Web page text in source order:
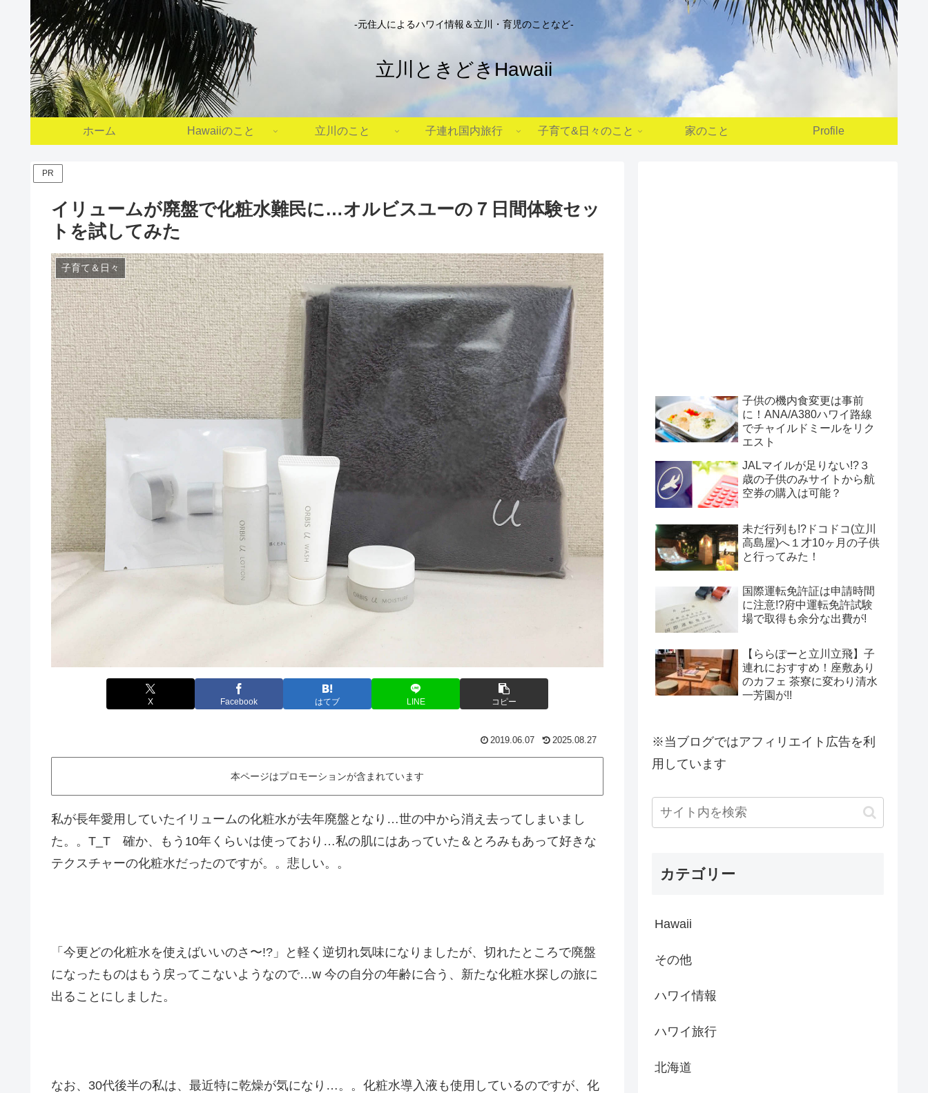
-元住人によるハワイ情報＆立川・育児のことなど-
立川ときどきHawaii
ホーム Hawaiiのこと 立川のこと 子連れ国内旅行 子育て&日々のこと 家のこと Profile
PR
イリュームが廃盤で化粧水難民に…オルビスユーの７日間体験セッ
トを試してみた
子育て＆日々
X Facebook はてブ LINE コピー
2019.06.07 2025.08.27
本ページはプロモーションが含まれています
私が長年愛用していたイリュームの化粧水が去年廃盤となり…世の中から消え去ってしまいまし
た。。T_T 確か、もう10年くらいは使っており…私の肌にはあっていた＆とろみもあって好きな
テクスチャーの化粧水だったのですが。。悲しい。。
「今更どの化粧水を使えばいいのさ〜!?」と軽く逆切れ気味になりましたが、切れたところで廃盤
になったものはもう戻ってこないようなので…w 今の自分の年齢に合う、新たな化粧水探しの旅に
出ることにしました。
なお、30代後半の私は、最近特に乾燥が気になり…。。化粧水導入液も使用しているのですが、化
子供の機内食変更は事前
に！ANA/A380ハワイ路線
でチャイルドミールをリク
エスト
JALマイルが足りない!?３
歳の子供のみサイトから航
空券の購入は可能？
未だ行列も!?ドコドコ(立川
高島屋)へ１才10ヶ月の子供
と行ってみた！
国際運転免許証は申請時間
に注意!?府中運転免許試験
場で取得も余分な出費が!
【ららぽーと立川立飛】子
連れにおすすめ！座敷あり
のカフェ 茶寮に変わり清水
一芳園が!!
※当ブログではアフィリエイト広告を利
用しています
カテゴリー
Hawaii
その他
ハワイ情報
ハワイ旅行
北海道